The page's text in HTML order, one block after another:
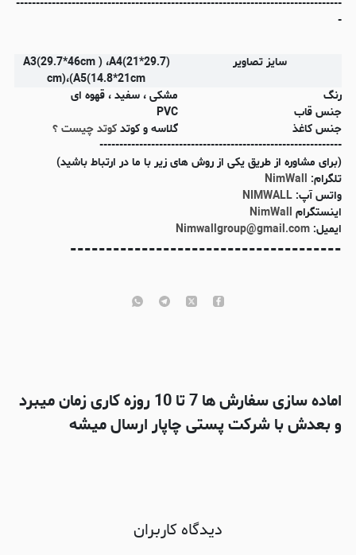
----------------------------------------------------------------------------------
-
سایز تصاویر
(A3(29.7*46cm ) ،A4(21*29.7
cm)،(A5(14.8*21cm
رنگ
مشکی ، سفید ، قهوه ای
جنس قاب
PVC
جنس کاغذ
گلاسه و کوتدکوتد چیست ؟
-------------------------------------------------------------
(برای مشاوره از طریق یکی از روش های زیر با ما در ارتباط باشید)
تلگرام: NimWall
واتس آپ: NIMWALL
اینستگرام NimWall
ایمیل: Nimwallgroup@gmail.com
--------------------------------------
اماده سازی سفارش ها 7 تا 10 روزه کاری زمان میبرد
و بعدش با شرکت پستی چاپار ارسال میشه
دیدگاه کاربران